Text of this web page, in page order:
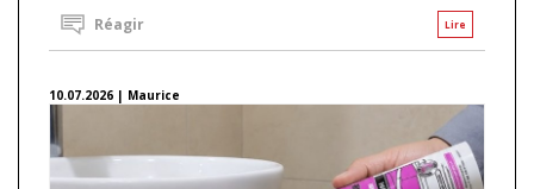
Lire
Réagir
10.07.2026 | Maurice